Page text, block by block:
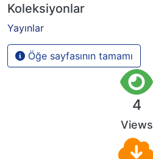
Koleksiyonlar
Yayınlar
Öğe sayfasının tamamı
4
Views